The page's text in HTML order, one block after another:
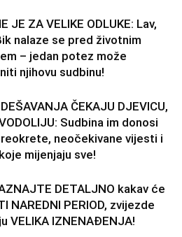
JE ZA VELIKE ODLUKE: Lav,
nalaze se pred životnim
– jedan potez može
njihovu sudbinu!
ČEKAJU DJEVICU,
Sudbina im donosi
neočekivane vijesti i
mijenjaju sve!
DETALJNO kakav će
NAREDNI PERIOD, zvijezde
VELIKA IZNENAĐENJA!